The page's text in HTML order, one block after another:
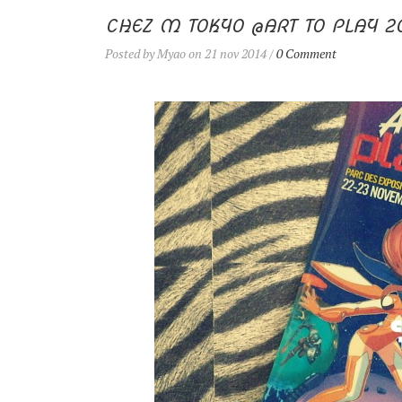
CHEZ M TOKYO @ART TO PLAY
Posted by Myao on 21 nov 2014 /0 Comment